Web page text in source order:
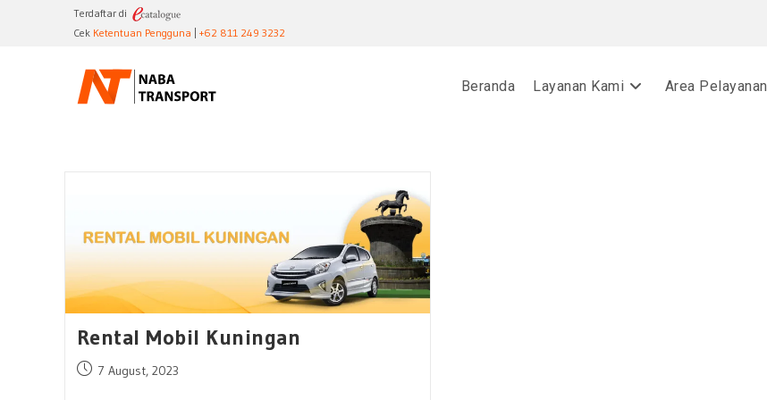
Terdaftar di
Cek Ketentuan Pengguna +62 811 249 3232
Beranda Layanan Kami Area Pelayanan
Rental Mobil Kuningan
Post7 August, 2023